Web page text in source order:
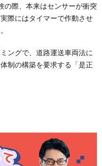
の際、本来はセンサーが衝突
際にはタイマーで作動させ
ングで、道路運送車両法に
制の構築を要求する「是正